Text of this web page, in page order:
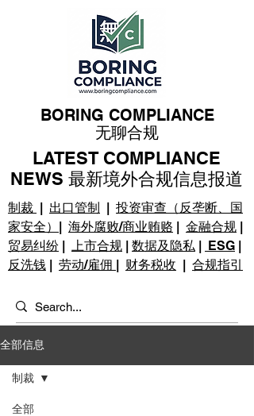
制裁 | 出口管制 | 投资审查（反垄断、国
家安全） | 海外腐败/商业贿赂 | 金融合规 |
贸易纠纷 | 上市合规 | 数据及隐私 | ESG |
反洗钱 | 劳动/雇佣 | 财务税收 | 合规指引
BORING COMPLIANCE
无聊合规
LATEST COMPLIANCE
NEWS 最新境外合规信息报道
全部信息
全部
制裁